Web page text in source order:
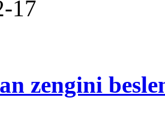
17
zengini